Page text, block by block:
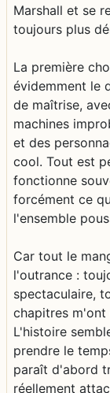
Marshall et se
toujours plus
La première
évidemment le
de maîtrise,
machines
et des
cool. Tout est
fonctionne
forcément ce
l'ensemble
Car tout le
l'outrance :
spectaculaire,
chapitres m'ont
L'histoire
prendre le
paraît d'abord
réellement